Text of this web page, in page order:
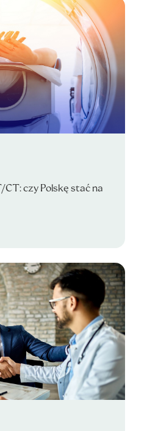
CT: czy Polskę stać na